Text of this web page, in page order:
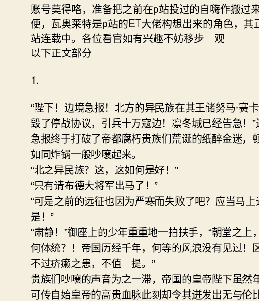
账号莫得咯，准备把之前在p站投过的自嗨作搬过
便，瓦奥莱特是p站的ET大佬构想出来的角色，其
站连载中。各位看官如有兴趣不妨移步一观
以下正文部分
1.
“陛下！边境急报！北方的异民族在其王储努马·赛
毁了停战协议，引兵十万寇边！凛冬城已经告急！”
急报终于打破了帝都腐朽贵族们荒诞的纸醉金迷，
如同炸锅一般吵嚷起来。
“北之异民族？这，这如何是好！”
“只有请布德大将军出马了！”
“可是之前的远征也因为严寒而失败了吧？应当马上
是！”
“肃静！”御座上的少年重重地一拍扶手，“朝堂之上
何体统？！帝国历经千年，何等的风浪没有见过！
不过疥癞之患，不值一提。”
贵族们吵嚷的声音为之一滞，帝国的皇帝陛下虽然
可传自始皇帝的高贵血脉此刻却令其迸发出无与伦